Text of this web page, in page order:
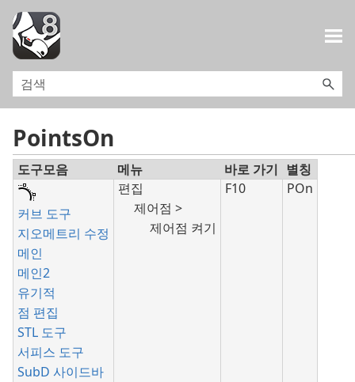
PointsOn
도구모음 메뉴 바로 가기 별칭
커브 도구
지오메트리 수정
메인
메인2
유기적
점 편집
STL 도구
서피스 도구
SubD 사이드바
편집
제어점 >
제어점 켜기
F10 POn